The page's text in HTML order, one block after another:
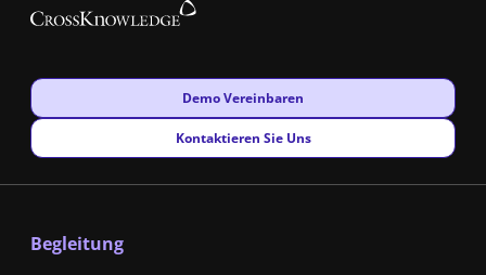
New window
Demo Vereinbaren
New window
Kontaktieren Sie Uns
Begleitung